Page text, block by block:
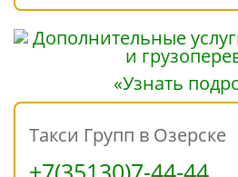
«Узнать
Такси Групп в Озерске